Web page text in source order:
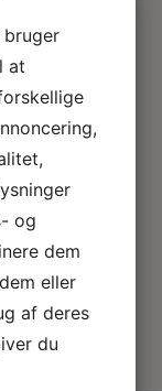
at
og
dem
eller
af deres
du